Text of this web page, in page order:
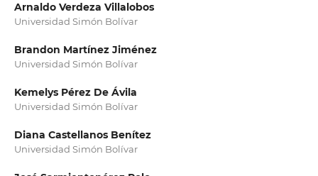
Arnaldo Verdeza Villalobos
Universidad Simón Bolívar
Brandon Martínez Jiménez
Universidad Simón Bolívar
Kemelys Pérez De Ávila
Universidad Simón Bolívar
Diana Castellanos Benítez
Universidad Simón Bolívar